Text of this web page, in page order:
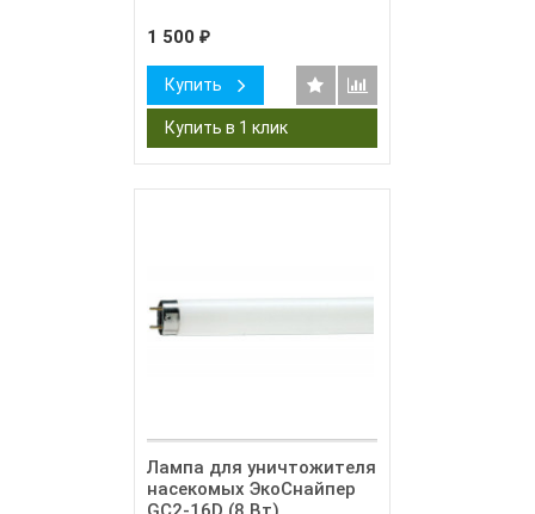
1 500 ₽
Купить
Лампа для уничтожителя
насекомых ЭкоСнайпер